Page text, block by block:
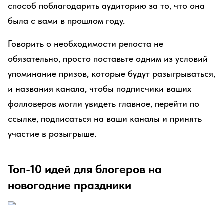
способ поблагодарить аудиторию за то, что она
была с вами в прошлом году.
Говорить о необходимости репоста не
обязательно, просто поставьте одним из условий
упоминание призов, которые будут разыгрываться,
и названия канала, чтобы подписчики ваших
фолловеров могли увидеть главное, перейти по
ссылке, подписаться на ваши каналы и принять
участие в розыгрыше.
Топ-10 идей для блогеров на
новогодние праздники